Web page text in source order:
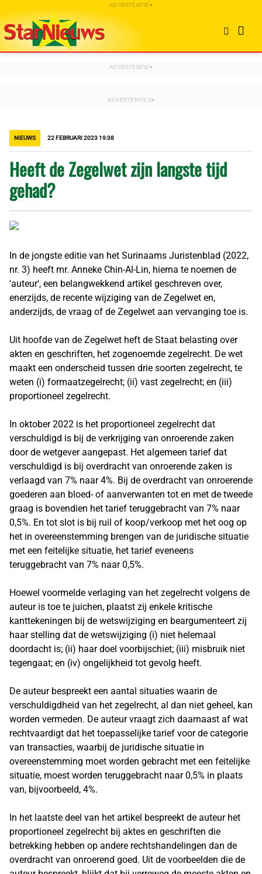
NIEUWS 22 FEBRUARI 2023 19:38
Heeft de Zegelwet zijn langste tijd
gehad?
In de jongste editie van het Surinaams Juristenblad (2022,
nr. 3) heeft mr. Anneke Chin-Al-Lin, hierna te noemen de
'auteur', een belangwekkend artikel geschreven over,
enerzijds, de recente wijziging van de Zegelwet en,
anderzijds, de vraag of de Zegelwet aan vervanging toe is.
Uit hoofde van de Zegelwet heft de Staat belasting over
akten en geschriften, het zogenoemde zegelrecht. De wet
maakt een onderscheid tussen drie soorten zegelrecht, te
weten (i) formaatzegelrecht; (ii) vast zegelrecht; en (iii)
proportioneel zegelrecht.
In oktober 2022 is het proportioneel zegelrecht dat
verschuldigd is bij de verkrijging van onroerende zaken
door de wetgever aangepast. Het algemeen tarief dat
verschuldigd is bij overdracht van onroerende zaken is
verlaagd van 7% naar 4%. Bij de overdracht van onroerende
goederen aan bloed- of aanverwanten tot en met de tweede
graag is bovendien het tarief teruggebracht van 7% naar
0,5%. En tot slot is bij ruil of koop/verkoop met het oog op
het in overeenstemming brengen van de juridische situatie
met een feitelijke situatie, het tarief eveneens
teruggebracht van 7% naar 0,5%.
Hoewel voormelde verlaging van het zegelrecht volgens de
auteur is toe te juichen, plaatst zij enkele kritische
kanttekeningen bij de wetswijziging en beargumenteert zij
haar stelling dat de wetswijziging (i) niet helemaal
doordacht is; (ii) haar doel voorbijschiet; (iii) misbruik niet
tegengaat; en (iv) ongelijkheid tot gevolg heeft.
De auteur bespreekt een aantal situaties waarin de
verschuldigdheid van het zegelrecht, al dan niet geheel, kan
worden vermeden. De auteur vraagt zich daarnaast af wat
rechtvaardigt dat het toepasselijke tarief voor de categorie
van transacties, waarbij de juridische situatie in
overeenstemming moet worden gebracht met een feitelijke
situatie, moest worden teruggebracht naar 0,5% in plaats
van, bijvoorbeeld, 4%.
In het laatste deel van het artikel bespreekt de auteur het
proportioneel zegelrecht bij aktes en geschriften die
betrekking hebben op andere rechtshandelingen dan de
overdracht van onroerend goed. Uit de voorbeelden die de